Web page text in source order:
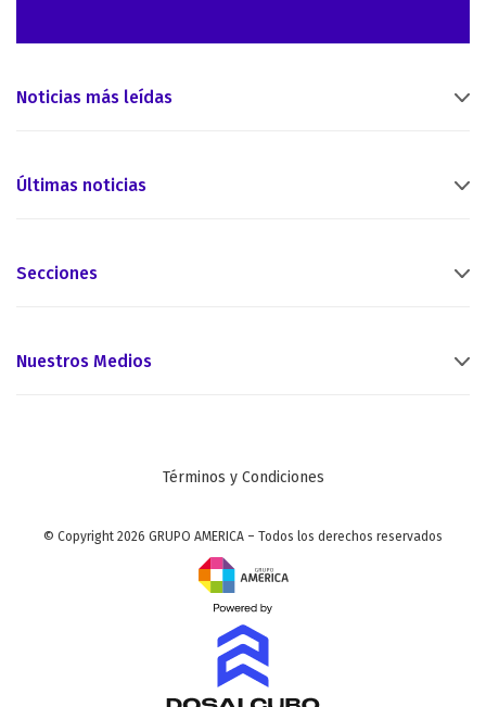
Noticias más leídas
Últimas noticias
Secciones
Nuestros Medios
Términos y Condiciones
© Copyright 2026 GRUPO AMERICA – Todos los derechos reservados